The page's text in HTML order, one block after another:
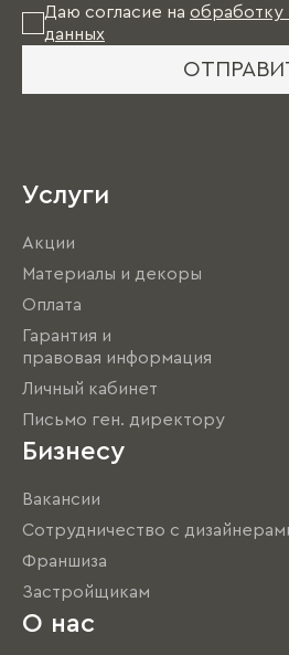
Даю согласие на обработку
данных
Услуги
Акции
Материалы и декоры
Оплата
Гарантия и
правовая информация
Личный кабинет
Письмо ген. директору
Бизнесу
Вакансии
Сотрудничество с
Франшиза
Застройщикам
О нас